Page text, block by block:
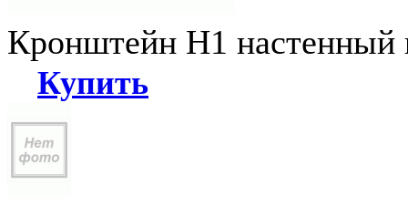
Кронштейн Н1
Купить